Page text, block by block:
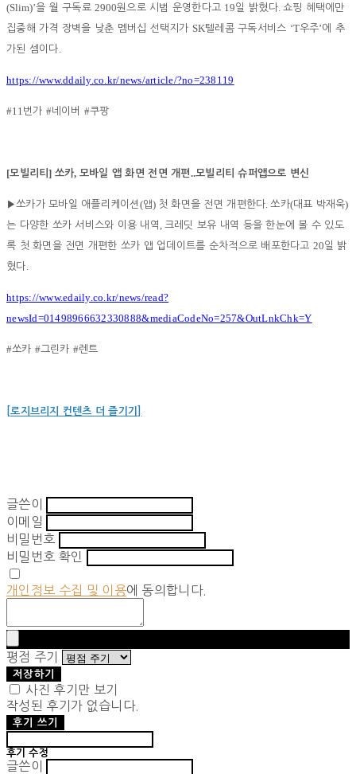
(Slim)’을 월 구독료2900원으로 시범 운영한다고 19일 밝혔다. 쇼핑 혜택에만
집중해 가격 장벽을 낮춘 멤버십 선택지가 SK텔레콤 구독서비스 ‘T우주’에 추
가된 셈이다.
https://www.ddaily.co.kr/news/article/?no=238119
#11번가 #네이버 #쿠팡
[모빌리티] 쏘카, 모바일 앱 화면 전면 개편..모빌리티 슈퍼앱으로 변신
▶쏘카가 모바일 애플리케이션 (앱) 첫 화면을 전면 개편한다.쏘카(대표 박재욱)
는 다양한 쏘카 서비스와 이용 내역 , 크레딧 보유 내역 등을 한눈에 볼 수 있도
록 첫 화면을 전면 개편한 쏘카 앱 업데이트를 순차적으로 배포한다고 20일 밝
혔다.
https://www.edaily.co.kr/news/read?
newsId=01498966632330888&mediaCodeNo=257&OutLnkChk=Y
#쏘카 #그린카 #렌트
[로지브리지 컨텐츠 더 즐기기]
글쓴이
이메일
비밀번호
비밀번호 확인
개인정보 수집 및 이용에 동의합니다.
평점 주기
저장하기
사진 후기만 보기
작성된 후기가 없습니다.
후기 쓰기
후기 수정
글쓴이